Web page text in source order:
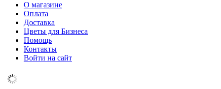
О магазине
Оплата
Доставка
Цветы для Бизнеса
Помощь
Контакты
Войти на сайт